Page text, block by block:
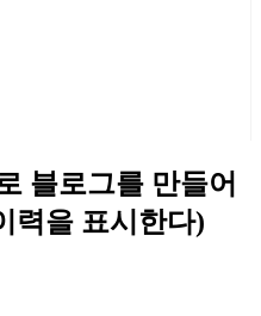
블로그를 만들어
력을 표시한다)